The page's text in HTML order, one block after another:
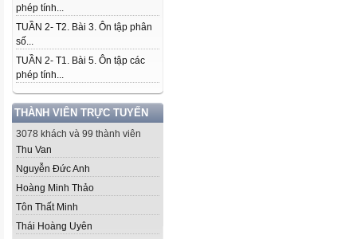
phép tính...
TUẦN 2- T2. Bài 3. Ôn tập phân
số...
TUẦN 2- T1. Bài 5. Ôn tập các
phép tính...
THÀNH VIÊN TRỰC TUYẾN
3078 khách và 99 thành viên
Thu Van
Nguyễn Đức Anh
Hoàng Minh Thảo
Tôn Thất Minh
Thái Hoàng Uyên